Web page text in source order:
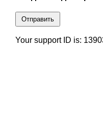
Отправить
Your support ID is: